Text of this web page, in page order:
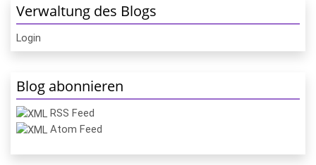
Verwaltung des Blogs
Login
Blog abonnieren
RSS Feed
Atom Feed